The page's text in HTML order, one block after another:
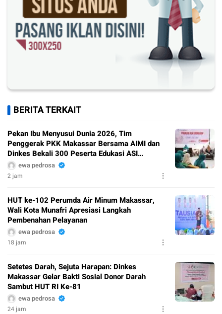
BERITA TERKAIT
Pekan Ibu Menyusui Dunia 2026, Tim
Penggerak PKK Makassar Bersama AIMI dan
Dinkes Bekali 300 Peserta Edukasi ASI
Eksklusif
ewa pedrosa
2 jam
HUT ke-102 Perumda Air Minum Makassar,
Wali Kota Munafri Apresiasi Langkah
Pembenahan Pelayanan
ewa pedrosa
18 jam
Setetes Darah, Sejuta Harapan: Dinkes
Makassar Gelar Bakti Sosial Donor Darah
Sambut HUT RI Ke-81
ewa pedrosa
24 jam